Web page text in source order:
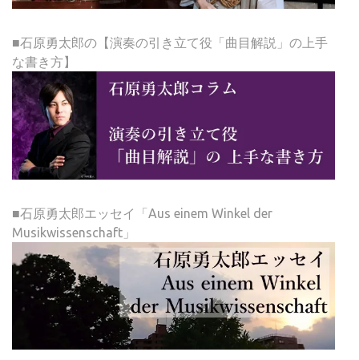
■石原勇太郎の【演奏の引き立て役「曲目解説」の上手
な書き方】
■石原勇太郎エッセイ「Aus einem Winkel der
Musikwissenschaft」